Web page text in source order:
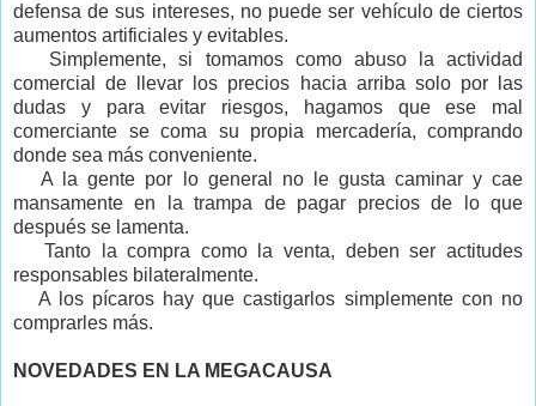
defensa de sus intereses, no puede ser vehículo de ciertos
aumentos artificiales y evitables.
Simplemente, si tomamos como abuso la actividad
comercial de llevar los precios hacia arriba solo por las
dudas y para evitar riesgos, hagamos que ese mal
comerciante se coma su propia mercadería, comprando
donde sea más conveniente.
A la gente por lo general no le gusta caminar y cae
mansamente en la trampa de pagar precios de lo que
después se lamenta.
Tanto la compra como la venta, deben ser actitudes
responsables bilateralmente.
A los pícaros hay que castigarlos simplemente con no
comprarles más.
NOVEDADES EN LA MEGACAUSA